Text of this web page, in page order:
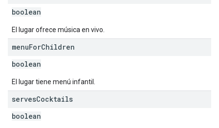
boolean
El lugar ofrece música en vivo.
menuForChildren
boolean
El lugar tiene menú infantil.
servesCocktails
boolean